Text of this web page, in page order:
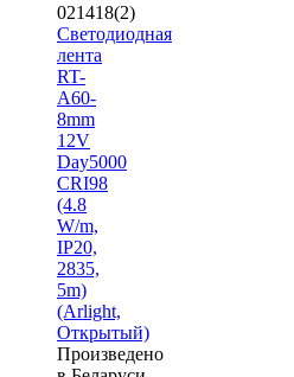
021418(2)
Светодиодная
лента
RT-
A60-
8mm
12V
Day5000
CRI98
(4.8
W/m,
IP20,
2835,
5m)
(Arlight,
Открытый)
Произведено